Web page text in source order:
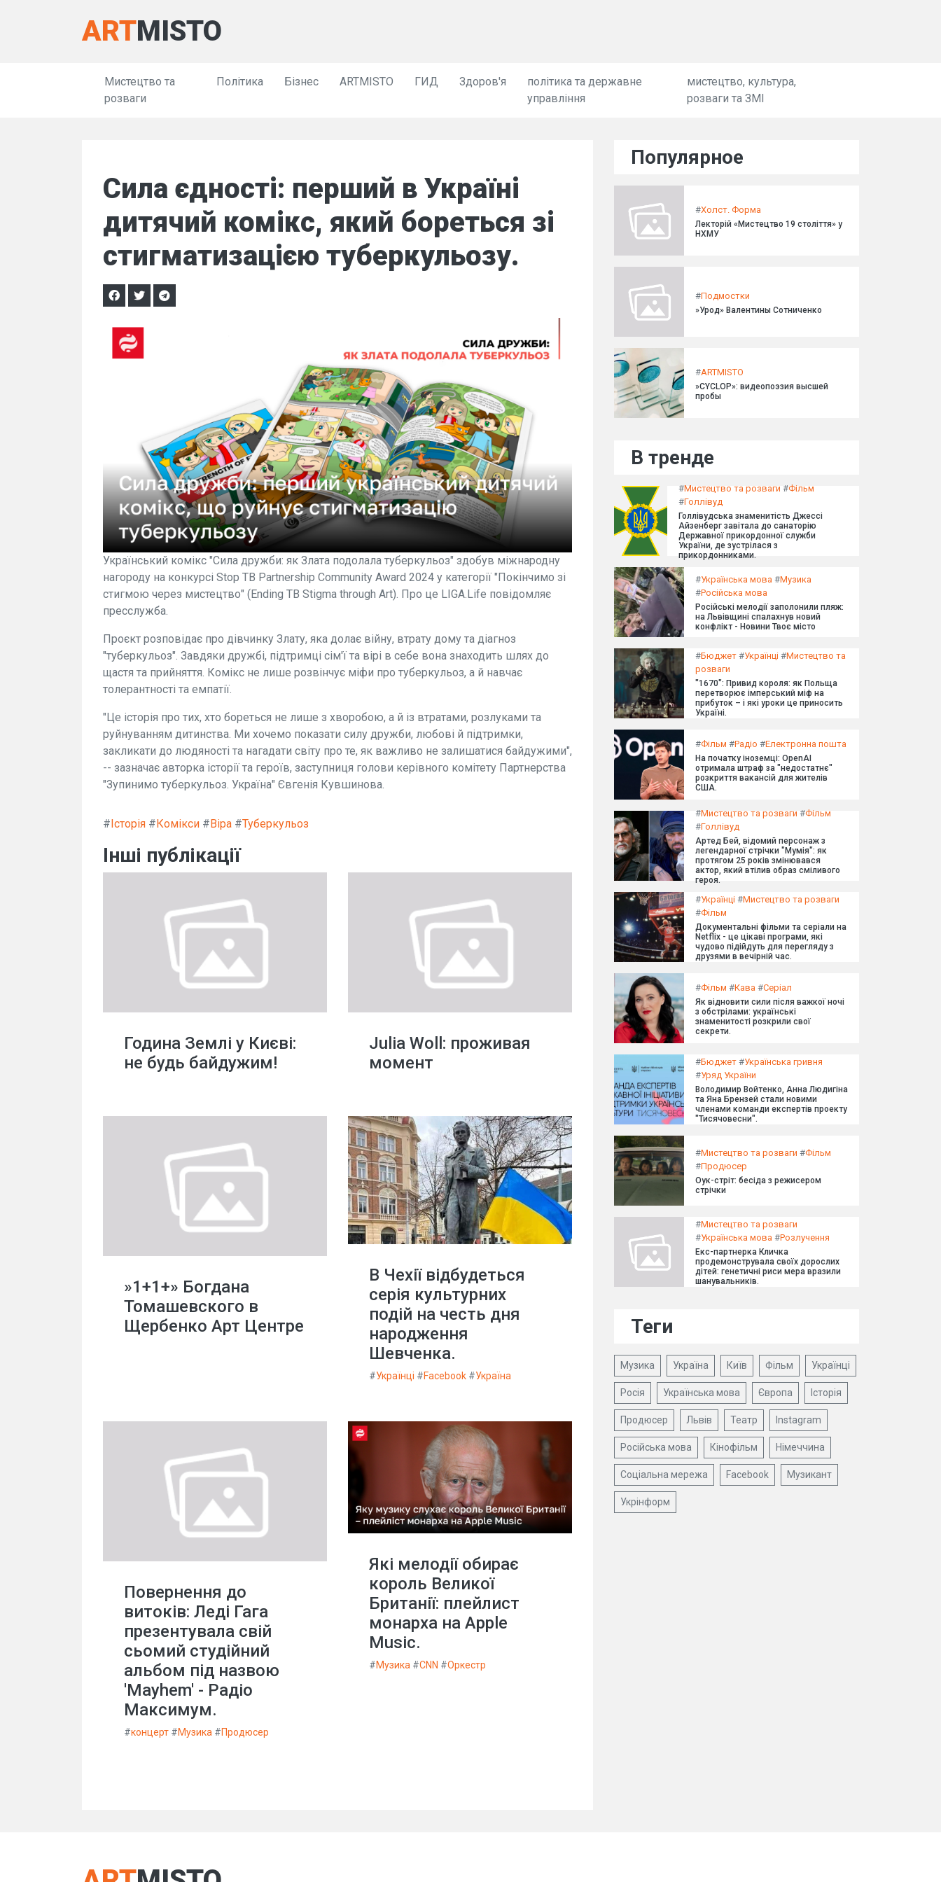
ARTMISTO
Мистецтво та
розваги
Політика Бізнес ARTMISTO ГИД Здоров'я
політика та державне
управління
мистецтво, культура,
розваги та ЗМІ
Сила єдності: перший в Україні
дитячий комікс, який бореться зі
стигматизацією туберкульозу.
Український комікс "Сила дружби: як Злата подолала туберкульоз" здобув міжнародну
нагороду на конкурсі Stop TB Partnership Community Award 2024 у категорії "Покінчимо зі
стигмою через мистецтво" (Ending TB Stigma through Art). Про це LIGA.Life повідомляє
пресслужба.
Проєкт розповідає про дівчинку Злату, яка долає війну, втрату дому та діагноз
"туберкульоз". Завдяки дружбі, підтримці сім'ї та вірі в себе вона знаходить шлях до
щастя та прийняття. Комікс не лише розвінчує міфи про туберкульоз, а й навчає
толерантності та емпатії.
"Це історія про тих, хто бореться не лише з хворобою, а й із втратами, розлуками та
руйнуванням дитинства. Ми хочемо показати силу дружби, любові й підтримки,
закликати до людяності та нагадати світу про те, як важливо не залишатися байдужими",
-- зазначає авторка історії та героїв, заступниця голови керівного комітету Партнерства
"Зупинимо туберкульоз. Україна" Євгенія Кувшинова.
#Історія #Комікси #Віра #Туберкульоз
Інші публікації
Година Землі у Києві:
не будь байдужим!
Julia Woll: проживая
момент
»1+1+» Богдана
Томашевского в
Щербенко Арт Центре
В Чехії відбудеться
серія культурних
подій на честь дня
народження
Шевченка.
#Українці #Facebook #Україна
Повернення до
витоків: Леді Гага
презентувала свій
сьомий студійний
альбом під назвою
'Mayhem' - Радіо
Максимум.
#концерт #Музика #Продюсер
Які мелодії обирає
король Великої
Британії: плейлист
монарха на Apple
Music.
#Музика #CNN #Оркестр
Популярное
#Холст. Форма
Лекторій «Мистецтво 19 століття» у
НХМУ
#Подмостки
»Урод» Валентины Сотниченко
#ARTMISTO
»CYCLOP»: видеопоэзия высшей
пробы
В тренде
#Мистецтво та розваги #Фільм
#Голлівуд
Голлівудська знаменитість Джессі
Айзенберг завітала до санаторію
Державної прикордонної служби
України, де зустрілася з
прикордонниками.
#Українська мова #Музика
#Російська мова
Російські мелодії заполонили пляж:
на Львівщині спалахнув новий
конфлікт - Новини Твоє місто
#Бюджет #Українці #Мистецтво та
розваги
"1670": Привид короля: як Польща
перетворює імперський міф на
прибуток – і які уроки це приносить
Україні.
#Фільм #Радіо #Електронна пошта
На початку іноземці: OpenAI
отримала штраф за "недостатнє"
розкриття вакансій для жителів
США.
#Мистецтво та розваги #Фільм
#Голлівуд
Артед Бей, відомий персонаж з
легендарної стрічки "Мумія": як
протягом 25 років змінювався
актор, який втілив образ сміливого
героя.
#Українці #Мистецтво та розваги
#Фільм
Документальні фільми та серіали на
Netflix - це цікаві програми, які
чудово підійдуть для перегляду з
друзями в вечірній час.
#Фільм #Кава #Серіал
Як відновити сили після важкої ночі
з обстрілами: українські
знаменитості розкрили свої
секрети.
#Бюджет #Українська гривня
#Уряд України
Володимир Войтенко, Анна Людигіна
та Яна Брензей стали новими
членами команди експертів проекту
"Тисячовесни".
#Мистецтво та розваги #Фільм
#Продюсер
Оук-стріт: бесіда з режисером
стрічки
#Мистецтво та розваги
#Українська мова #Розлучення
Екс-партнерка Кличка
продемонструвала своїх дорослих
дітей: генетичні риси мера вразили
шанувальників.
Теги
Музика Україна Київ Фільм Українці
Росія Українська мова Європа Історія
Продюсер Львів Театр Instagram
Російська мова Кінофільм Німеччина
Соціальна мережа Facebook Музикант
Укрінформ